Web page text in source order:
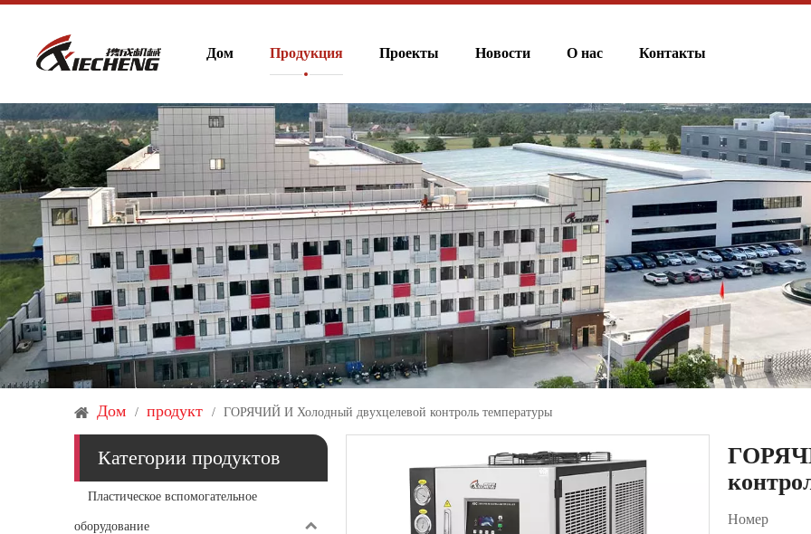
Дом Продукция Проекты Новости О нас Контакты
Дом / продукт / ГОРЯЧИЙ И Холодный двухцелевой контроль температуры
Категории продуктов
Пластическое вспомогательное
оборудование
Номер